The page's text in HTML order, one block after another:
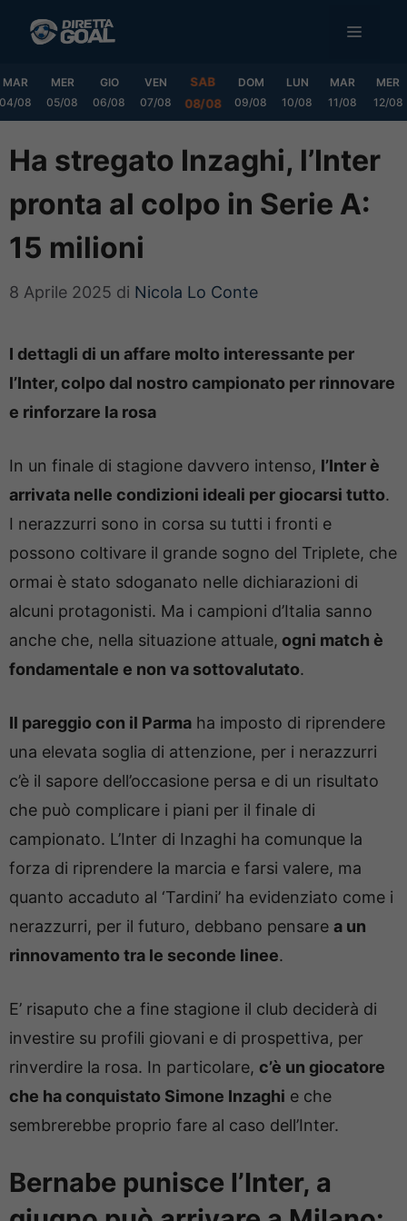
MENU
MAR
04/08
MER
05/08
GIO
06/08
VEN
07/08
SAB
08/08
DOM
09/08
LUN
10/08
MAR
11/08
MER
12/08
Ha stregato Inzaghi, l’Inter
pronta al colpo in Serie A:
15 milioni
8 Aprile 2025 di Nicola Lo Conte
I dettagli di un affare molto interessante per
l’Inter, colpo dal nostro campionato per rinnovare
e rinforzare la rosa
In un finale di stagione davvero intenso, l’Inter è
arrivata nelle condizioni ideali per giocarsi tutto.
I nerazzurri sono in corsa su tutti i fronti e
possono coltivare il grande sogno del Triplete, che
ormai è stato sdoganato nelle dichiarazioni di
alcuni protagonisti. Ma i campioni d’Italia sanno
anche che, nella situazione attuale, ogni match è
fondamentale e non va sottovalutato.
Il pareggio con il Parma ha imposto di riprendere
una elevata soglia di attenzione, per i nerazzurri
c’è il sapore dell’occasione persa e di un risultato
che può complicare i piani per il finale di
campionato. L’Inter di Inzaghi ha comunque la
forza di riprendere la marcia e farsi valere, ma
quanto accaduto al ‘Tardini’ ha evidenziato come i
nerazzurri, per il futuro, debbano pensare a un
rinnovamento tra le seconde linee.
E’ risaputo che a fine stagione il club deciderà di
investire su profili giovani e di prospettiva, per
rinverdire la rosa. In particolare, c’è un giocatore
che ha conquistato Simone Inzaghi e che
sembrerebbe proprio fare al caso dell’Inter.
Bernabe punisce l’Inter, a